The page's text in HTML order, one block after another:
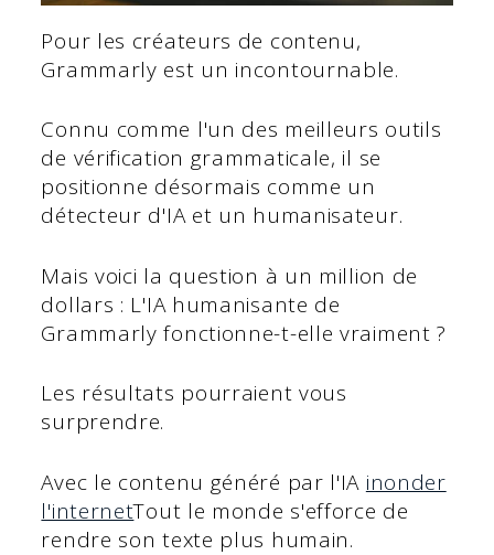
Pour les créateurs de contenu,
Grammarly est un incontournable.
Connu comme l'un des meilleurs outils
de vérification grammaticale, il se
positionne désormais comme un
détecteur d'IA et un humanisateur.
Mais voici la question à un million de
dollars : L'IA humanisante de
Grammarly fonctionne-t-elle vraiment ?
Les résultats pourraient vous
surprendre.
Avec le contenu généré par l'IA inonder
l'internetTout le monde s'efforce de
rendre son texte plus humain.